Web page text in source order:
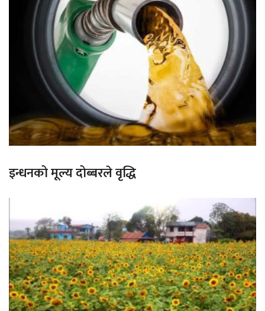
इन्धनको मूल्य दोब्बरले वृद्धि